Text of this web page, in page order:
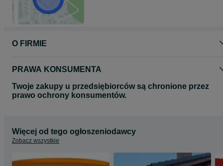
O FIRMIE
PRAWA KONSUMENTA
Twoje zakupy u przedsiębiorców są chronione przez
prawo ochrony konsumentów.
Więcej od tego ogłoszeniodawcy
Zobacz wszystkie